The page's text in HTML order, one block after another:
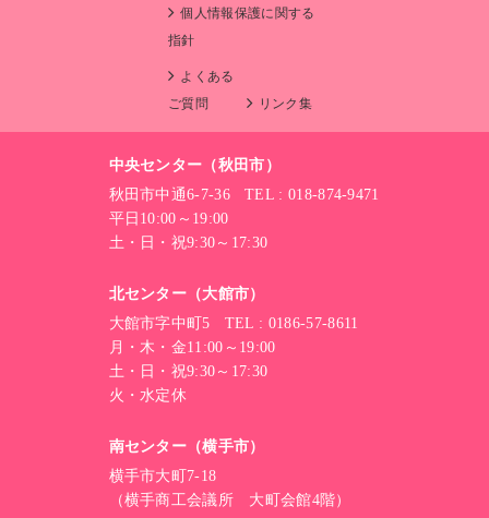
個人情報保護に関する
指針
よくある
ご質問
リンク集
中央センター（秋田市）
秋田市中通6-7-36 TEL : 018-874-9471
平日10:00～19:00
土・日・祝9:30～17:30
北センター（大館市）
大館市字中町5 TEL : 0186-57-8611
月・木・金11:00～19:00
土・日・祝9:30～17:30
火・水定休
南センター（横手市）
横手市大町7-18
（横手商工会議所 大町会館4階）